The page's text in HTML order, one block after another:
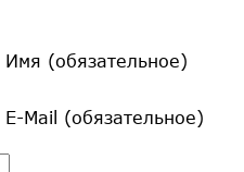
Имя (обязательное)
E-Mail (обязательное)